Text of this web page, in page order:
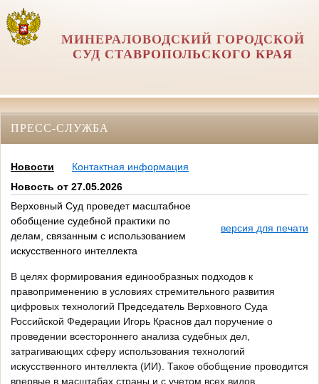
МИНЕРАЛОВОДСКИЙ ГОРОДСКОЙ
СУД СТАВРОПОЛЬСКОГО КРАЯ
ПРЕСС-СЛУЖБА
Новости
Контактная информация
Новость от 27.05.2026
Верховный Суд проведет масштабное
обобщение судебной практики по
делам, связанным с использованием
искусственного интеллекта
версия для печати
В целях формирования единообразных подходов к
правоприменению в условиях стремительного развития
цифровых технологий Председатель Верховного Суда
Российской Федерации Игорь Краснов дал поручение о
проведении всестороннего анализа судебных дел,
затрагивающих сферу использования технологий
искусственного интеллекта (ИИ). Такое обобщение проводится
впервые в масштабах страны и с учетом всех видов